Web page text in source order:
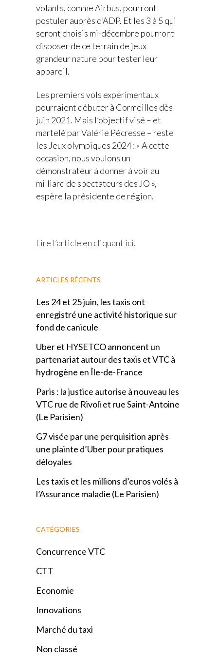
volants, comme Airbus, pourront
postuler auprès d’ADP. Et les 3 à 5 qui
seront choisis mi-décembre pourront
disposer de ce terrain de jeux
grandeur nature pour tester leur
appareil.
Les premiers vols expérimentaux
pourraient débuter à Cormeilles dès
juin 2021. Mais l’objectif visé – et
martelé par Valérie Pécresse – reste
les Jeux olympiques 2024 : « A cette
occasion, nous voulons un
démonstrateur à donner à voir au
milliard de spectateurs des JO »,
espère la présidente de région.
Lire l’article en cliquant ici.
ARTICLES RÉCENTS
Les 24 et 25 juin, les taxis ont
enregistré une activité historique sur
fond de canicule
Uber et HYSETCO annoncent un
partenariat autour des taxis et VTC à
hydrogène en Île-de-France
Paris : la justice autorise à nouveau les
VTC rue de Rivoli et rue Saint-Antoine
(Le Parisien)
G7 visée par une perquisition après
une plainte d’Uber pour pratiques
déloyales
Les taxis et les millions d’euros volés à
l’Assurance maladie (Le Parisien)
CATÉGORIES
Concurrence VTC
CTT
Economie
Innovations
Marché du taxi
Non classé